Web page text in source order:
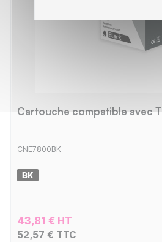
Cartouche compatible avec
CNE7800BK
43,81 € HT
52,57 € TTC